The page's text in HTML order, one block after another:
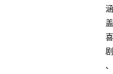
涵
盖
喜
剧
、